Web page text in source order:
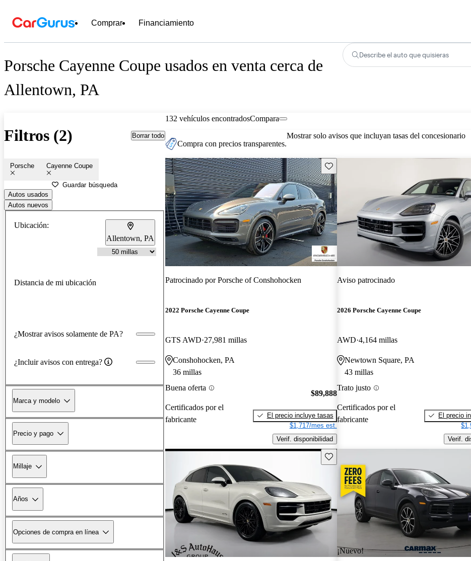
Comprar Financiamiento
Porsche Cayenne Coupe usados en venta cerca de
Allentown, PA
Describe el auto que quisieras
Filtros (2) Borrar todo
Porsche Cayenne Coupe
Guardar búsqueda
Autos usados
Autos nuevos
Ubicación:
Allentown, PA
Distancia de mi ubicación
¿Mostrar avisos solamente de PA?
¿Incluir avisos con entrega?
Marca y modelo
Precio y pago
Millaje
Años
Opciones de compra en línea
132 vehículos encontradosCompara
Compra con precios transparentes.
Mostrar solo avisos que incluyan tasas del concesionario
Guarda este Aviso
Patrocinado porPorsche of Conshohocken
2022 Porsche Cayenne Coupe
GTS AWD 27,981 millas
Conshohocken, PA
36 millas
Buena oferta
Certificados por el
fabricante
$89,888
El precio incluye tasas
$1,717/mes est.
Verif. disponibilidad
Aviso patrocinado
2026 Porsche Cayenne Coupe
AWD 4,164 millas
Newtown Square, PA
43 millas
Trato justo
Certificados por el
fabricante
El precio
Verif.
Guarda este Aviso
¡Nuevo!